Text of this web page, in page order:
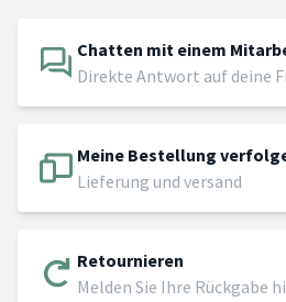
Chatten mit einem
Direkte Antwort auf deine
Meine Bestellung
Lieferung und versand
Retournieren
Melden Sie Ihre Rückgabe